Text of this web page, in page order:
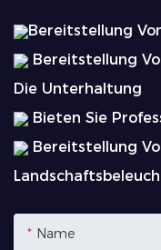
Bereitstellung
Bereitstellung
Die Unterhaltung
Bieten Sie
Bereitstellung
Name